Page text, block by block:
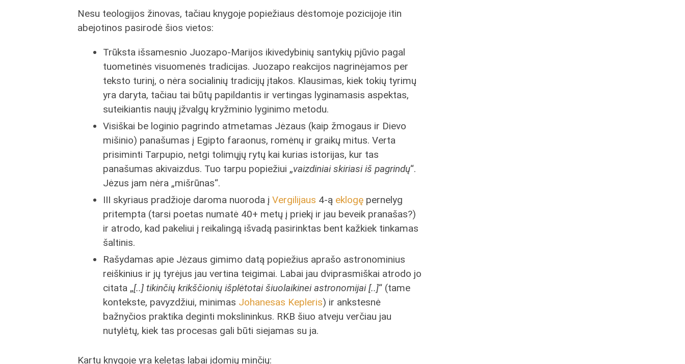
Nesu teologijos žinovas, tačiau knygoje popiežiaus dėstomoje pozicijoje itin
abejotinos pasirodė šios vietos:
Trūksta išsamesnio Juozapo-Marijos ikivedybinių santykių pjūvio pagal
tuometinės visuomenės tradicijas. Juozapo reakcijos nagrinėjamos per
teksto turinį, o nėra socialinių tradicijų įtakos. Klausimas, kiek tokių tyrimų
yra daryta, tačiau tai būtų papildantis ir vertingas lyginamasis aspektas,
suteikiantis naujų įžvalgų kryžminio lyginimo metodu.
Visiškai be loginio pagrindo atmetamas Jėzaus (kaip žmogaus ir Dievo
mišinio) panašumas į Egipto faraonus, romėnų ir graikų mitus. Verta
prisiminti Tarpupio, netgi tolimųjų rytų kai kurias istorijas, kur tas
panašumas akivaizdus. Tuo tarpu popiežiui „vaizdiniai skiriasi iš pagrindų“.
Jėzus jam nėra „mišrūnas“.
III skyriaus pradžioje daroma nuoroda į Vergilijaus 4-ą eklogę pernelyg
pritempta (tarsi poetas numatė 40+ metų į priekį ir jau beveik pranašas?)
ir atrodo, kad pakeliui į reikalingą išvadą pasirinktas bent kažkiek tinkamas
šaltinis.
Rašydamas apie Jėzaus gimimo datą popiežius aprašo astronominius
reiškinius ir jų tyrėjus jau vertina teigimai. Labai jau dviprasmiškai atrodo jo
citata „[..] tikinčių krikščionių išplėtotai šiuolaikinei astronomijai [..]“ (tame
kontekste, pavyzdžiui, minimas Johanesas Kepleris) ir ankstesnė
bažnyčios praktika deginti mokslininkus. RKB šiuo atveju verčiau jau
nutylėtų, kiek tas procesas gali būti siejamas su ja.
Kartu knygoje yra keletas labai įdomių minčių: